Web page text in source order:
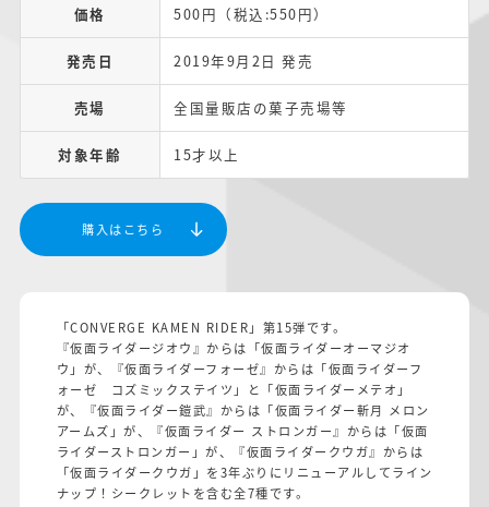
価格 500円（税込:550円）
発売日 2019年9月2日 発売
売場 全国量販店の菓子売場等
対象年齢 15才以上
購入はこちら
「CONVERGE KAMEN RIDER」第15弾です。
『仮面ライダージオウ』からは「仮面ライダーオーマジオ
ウ」が、『仮面ライダーフォーゼ』からは「仮面ライダーフ
ォーゼ コズミックステイツ」と「仮面ライダーメテオ」
が、『仮面ライダー鎧武』からは「仮面ライダー斬月 メロン
アームズ」が、『仮面ライダー ストロンガー』からは「仮面
ライダーストロンガー」が、『仮面ライダークウガ』からは
「仮面ライダークウガ」を3年ぶりにリニューアルしてライン
ナップ！シークレットを含む全7種です。